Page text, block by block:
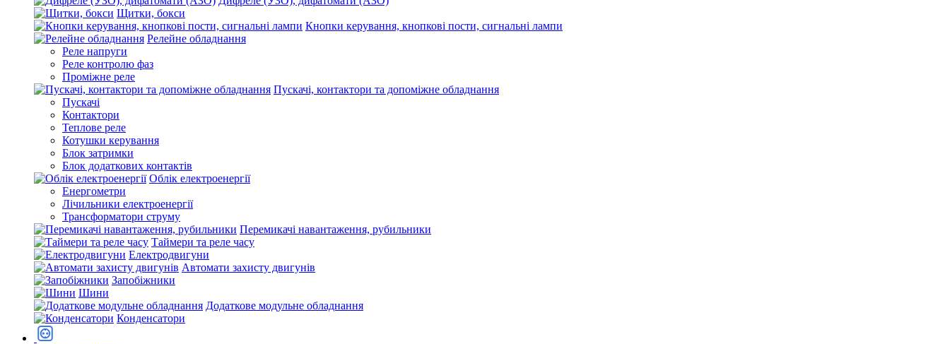
Щитки, бокси
Кнопки керування, кнопкові пости, сигнальні лампи
Релейне обладнання
Реле напруги
Реле контролю фаз
Проміжне реле
Пускачі, контактори та допоміжне обладнання
Пускачі
Контактори
Теплове реле
Котушки керування
Блок затримки
Блок додаткових контактів
Облік електроенергії
Енергометри
Лічильники електроенергії
Трансформатори струму
Перемикачі навантаження, рубильники
Таймери та реле часу
Електродвигуни
Автомати захисту двигунів
Запобіжники
Шини
Додаткове модульне обладнання
Конденсатори